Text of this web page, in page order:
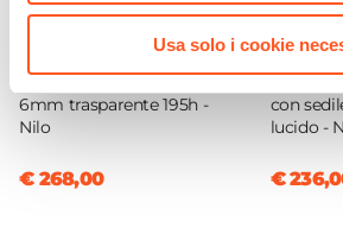
Usa solo i cookie
Ingombro Massimo
Sezione Asta
Ø 2,2 cm
battente in vetro temperato
6mm trasparente 195h -
Nilo
€ 268,00
con
lucido -
€